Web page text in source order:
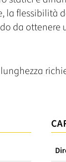
la flessibilità
da ottenere